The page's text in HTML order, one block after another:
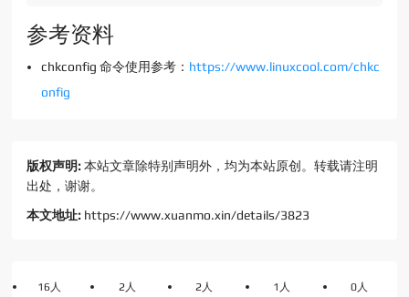
参考资料
chkconfig 命令使用参考： https://www.linuxcool.com/chkc
onfig
版权声明:本站文章除特别声明外，均为本站原创。转载请注明
出处，谢谢。
本文地址: https://www.xuanmo.xin/details/3823
16人 2人 2人 1人 0人